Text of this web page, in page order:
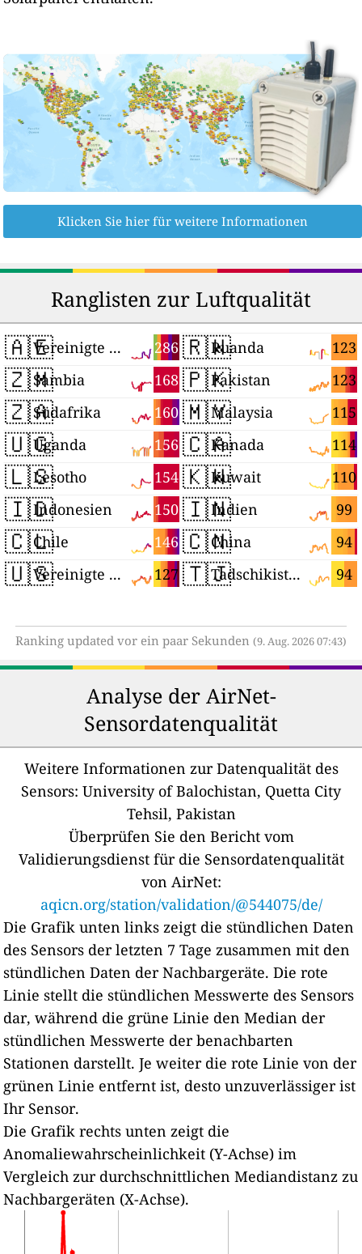
Klicken Sie hier für weitere Informationen
Ranglisten zur Luftqualität
🇦🇪 286
Vereinigte Arabische Emirate
🇿🇲 168
Sambia
🇿🇦 160
Südafrika
🇺🇬 156
Uganda
🇱🇸 154
Lesotho
🇮🇩 150
Indonesien
🇨🇱 146
Chile
🇺🇸 127
Vereinigte Staaten
🇷🇼 123
Ruanda
🇵🇰 123
Pakistan
🇲🇾 115
Malaysia
🇨🇦 114
Kanada
🇰🇼 110
Kuwait
🇮🇳 99
Indien
🇨🇳 94
China
🇹🇯 94
Tadschikistan
Ranking updated vor ein paar Sekunden (9. Aug. 2026 07:43)
Analyse der AirNet-
Sensordatenqualität
Weitere Informationen zur Datenqualität des
Sensors: University of Balochistan, Quetta City
Tehsil, Pakistan
Überprüfen Sie den Bericht vom
Validierungsdienst für die Sensordatenqualität
von AirNet:
aqicn.org/station/validation/@544075/de/
Die Grafik unten links zeigt die stündlichen Daten
des Sensors der letzten 7 Tage zusammen mit den
stündlichen Daten der Nachbargeräte. Die rote
Linie stellt die stündlichen Messwerte des Sensors
dar, während die grüne Linie den Median der
stündlichen Messwerte der benachbarten
Stationen darstellt. Je weiter die rote Linie von der
grünen Linie entfernt ist, desto unzuverlässiger ist
Ihr Sensor.
Die Grafik rechts unten zeigt die
Anomaliewahrscheinlichkeit (Y-Achse) im
Vergleich zur durchschnittlichen Mediandistanz zu
Nachbargeräten (X-Achse).